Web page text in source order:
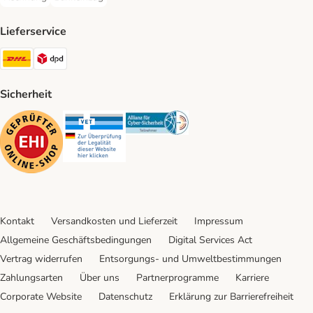
Lieferservice
DHL Shipping Method
Sicherheit
Security Security Security
Kontakt Versandkosten und Lieferzeit
Impressum
Allgemeine Geschäftsbedingungen
Digital Services Act
Vertrag widerrufen
Entsorgungs- und Umweltbestimmungen
Zahlungsarten
Über uns Partnerprogramme
Karriere
Corporate Website
Datenschutz Erklärung zur Barrierefreiheit